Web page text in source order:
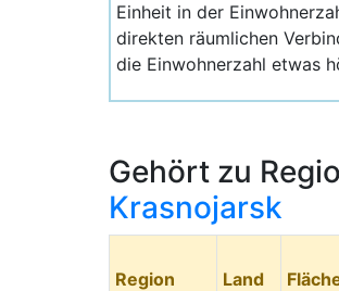
Einheit in der
direkten räumlichen
die Einwohnerzahl etwas
Gehört zu
Krasnojarsk
Region Land